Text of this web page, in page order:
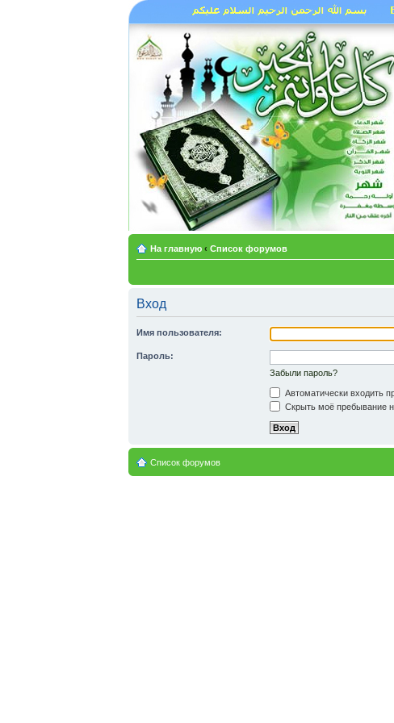
На главную ‹ Список форумов
Вход
Имя пользователя:
Пароль:
Забыли пароль?
Автоматически входить
Скрыть моё пребывание
Список форумов